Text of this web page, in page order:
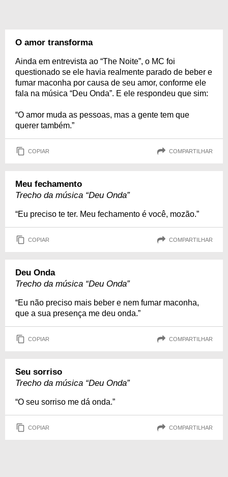
O amor transforma
Ainda em entrevista ao “The Noite”, o MC foi
questionado se ele havia realmente parado de beber e
fumar maconha por causa de seu amor, conforme ele
fala na música “Deu Onda”. E ele respondeu que sim:
“O amor muda as pessoas, mas a gente tem que
querer também.”
COPIAR COMPARTILHAR
Meu fechamento
Trecho da música “Deu Onda”
“Eu preciso te ter. Meu fechamento é você, mozão.”
COPIAR COMPARTILHAR
Deu Onda
Trecho da música “Deu Onda”
“Eu não preciso mais beber e nem fumar maconha,
que a sua presença me deu onda.”
COPIAR COMPARTILHAR
Seu sorriso
Trecho da música “Deu Onda”
“O seu sorriso me dá onda.”
COPIAR COMPARTILHAR